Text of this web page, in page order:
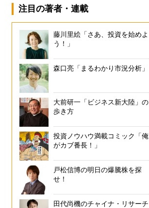
注目の著者・連載
藤川里絵「さあ、投資を始めよ
う！」
森口亮「まるわかり市況分析」
大前研一「ビジネス新大陸」の
歩き方
投資ノウハウ満載コミック「俺
がカブ番長！」
戸松信博の明日の爆騰株を探
せ！
田代尚機のチャイナ・リサーチ